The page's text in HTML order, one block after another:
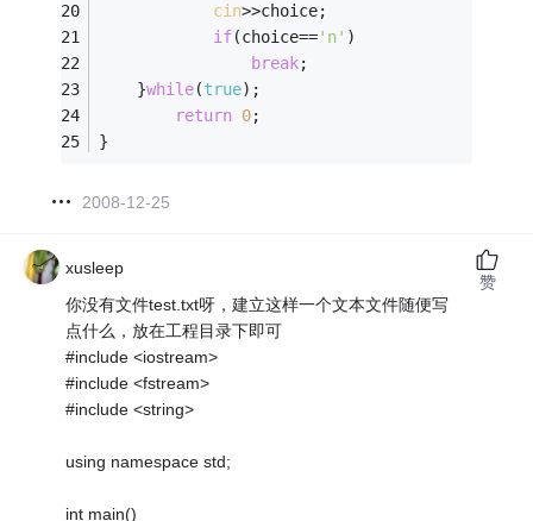
cin>>choice;
if(choice=='n' )
break;
	}
while(true);
return 0;
}
2008-12-25
xusleep
你没有文件test.txt呀，建立这样一个文本文件随便写
点什么，放在工程目录下即可
#include <iostream>
#include <fstream>
#include <string>
using namespace std;
int main()
赞